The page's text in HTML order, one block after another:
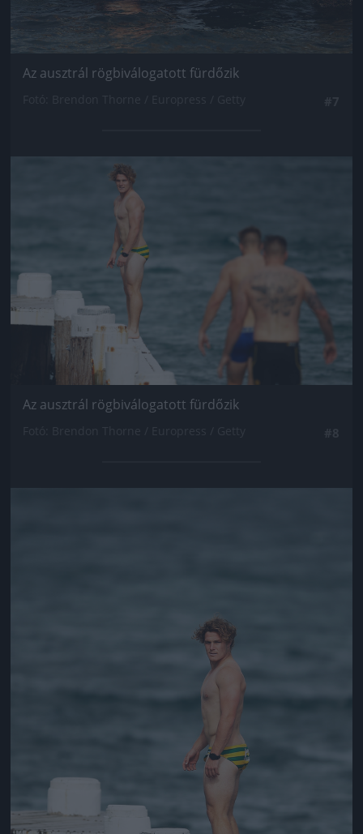
Az ausztrál rögbiválogatott fürdőzik
Jön még kép!
Az ausztrál rögbiválogatott fürdőzik